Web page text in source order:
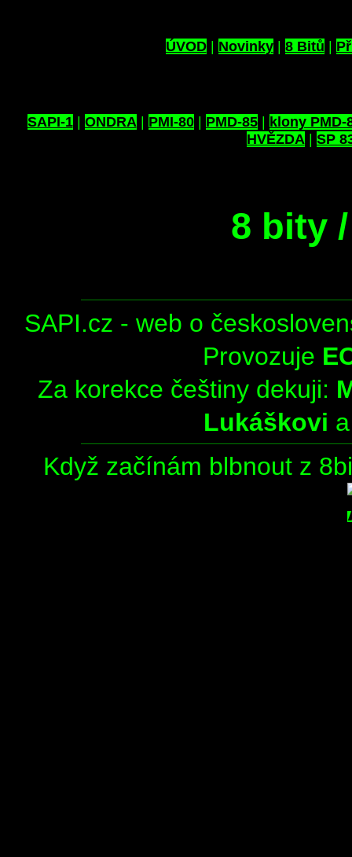
ÚVOD| Novinky| 8 Bitů |
SAPI-1| ONDRA | PMI-80| PMD-85| klony PMD-
HVĚZDA | SP
8 bity
SAPI.cz - web o
Provozuje
Za korekce češtiny dekuji:
Lukáškovi
Když začínám blbnout z